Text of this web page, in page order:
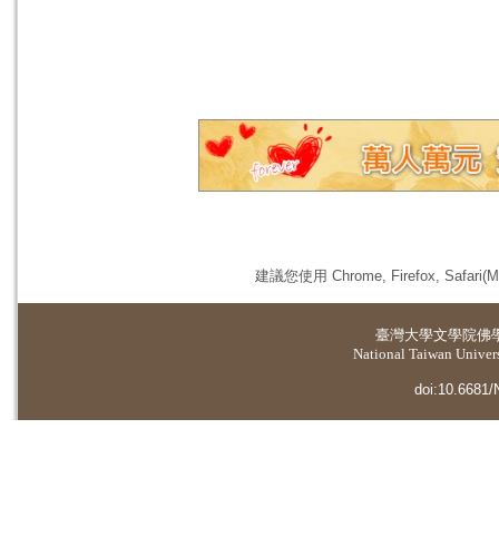
建議您使用 Chrome, Firefox,
臺灣大學文學院佛
National Taiwan
doi:10.6681/